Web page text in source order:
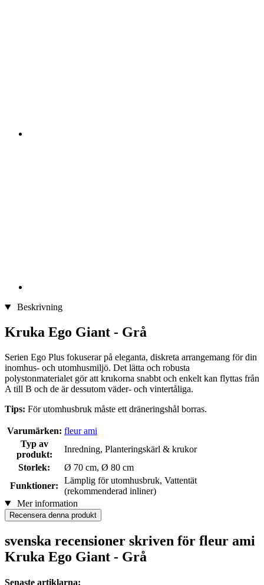
Beskrivning
Kruka Ego Giant - Grå
Serien Ego Plus fokuserar på eleganta, diskreta arrangemang för din
inomhus- och utomhusmiljö. Det lätta och robusta
polystonmaterialet gör att krukorna snabbt och enkelt kan flyttas från
A till B och de är dessutom väder- och vintertåliga.
Tips: För utomhusbruk måste ett dräneringshål borras.
Varumärken: fleur ami
Typ av
produkt:
Inredning, Planteringskärl & krukor
Storlek:
Ø 70 cm, Ø 80 cm
Funktioner:
Lämplig för utomhusbruk, Vattentät
(rekommenderad inliner)
Mer information
Recensera denna produkt
svenska recensioner skriven för fleur ami
Kruka Ego Giant - Grå
Senaste artiklarna: